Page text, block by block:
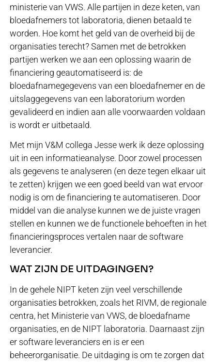
ministerie van VWS. Alle partijen in deze keten, van
bloedafnemers tot laboratoria, dienen betaald te
worden. Hoe komt het geld van de overheid bij de
organisaties terecht? Samen met de betrokken
partijen werken we aan een oplossing waarin de
financiering geautomatiseerd is: de
bloedafnamegegevens van een bloedafnemer en de
uitslaggegevens van een laboratorium worden
gevalideerd en indien aan alle voorwaarden voldaan
is wordt er uitbetaald.
Met mijn V&M collega Jesse werk ik deze oplossing
uit in een informatieanalyse. Door zowel processen
als gegevens te analyseren (en deze tegen elkaar uit
te zetten) krijgen we een goed beeld van wat ervoor
nodig is om de financiering te automatiseren. Door
middel van die analyse kunnen we de juiste vragen
stellen en kunnen we de functionele behoeften in het
financieringsproces vertalen naar de software
leverancier.
WAT ZIJN DE UITDAGINGEN?
In de gehele NIPT keten zijn veel verschillende
organisaties betrokken, zoals het RIVM, de regionale
centra, het Ministerie van VWS, de bloedafname
organisaties, en de NIPT laboratoria. Daarnaast zijn
er software leveranciers en is er een
beheerorganisatie. De uitdaging is om te zorgen dat